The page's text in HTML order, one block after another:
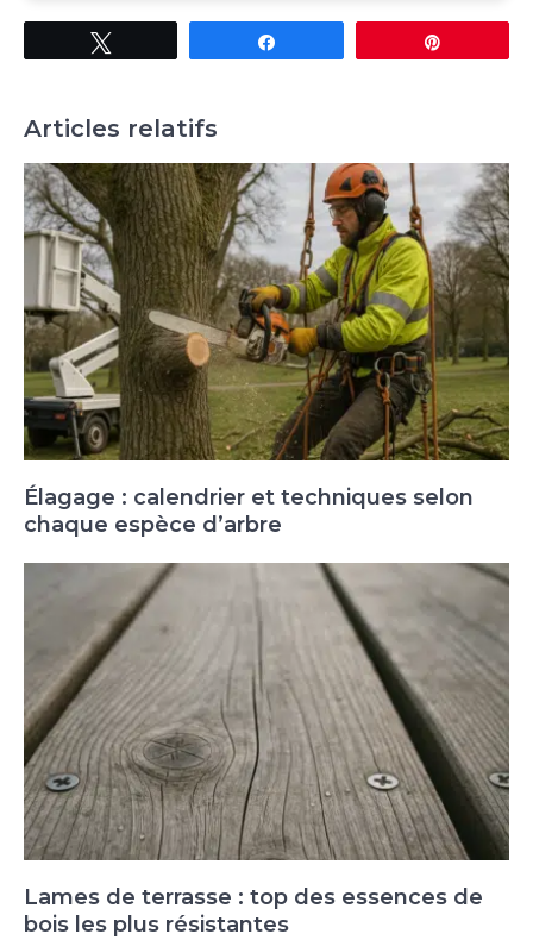
Articles relatifs
Élagage : calendrier et techniques selon
chaque espèce d’arbre
Lames de terrasse : top des essences de
bois les plus résistantes